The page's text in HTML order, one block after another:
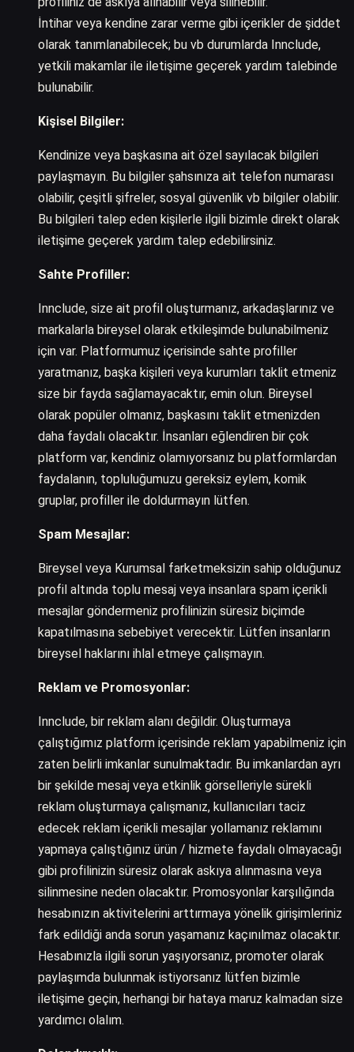
İntihar veya kendine zarar verme gibi içerikler de şiddet
olarak tanımlanabilecek; bu vb durumlarda Innclude,
yetkili makamlar ile iletişime geçerek yardım talebinde
bulunabilir.
Kişisel Bilgiler:
Kendinize veya başkasına ait özel sayılacak bilgileri
paylaşmayın. Bu bilgiler şahsınıza ait telefon numarası
olabilir, çeşitli şifreler, sosyal güvenlik vb bilgiler olabilir.
Bu bilgileri talep eden kişilerle ilgili bizimle direkt olarak
iletişime geçerek yardım talep edebilirsiniz.
Sahte Profiller:
Innclude, size ait profil oluşturmanız, arkadaşlarınız ve
markalarla bireysel olarak etkileşimde bulunabilmeniz
için var. Platformumuz içerisinde sahte profiller
yaratmanız, başka kişileri veya kurumları taklit etmeniz
size bir fayda sağlamayacaktır, emin olun. Bireysel
olarak popüler olmanız, başkasını taklit etmenizden
daha faydalı olacaktır. İnsanları eğlendiren bir çok
platform var, kendiniz olamıyorsanız bu platformlardan
faydalanın, topluluğumuzu gereksiz eylem, komik
gruplar, profiller ile doldurmayın lütfen.
Spam Mesajlar:
Bireysel veya Kurumsal farketmeksizin sahip olduğunuz
profil altında toplu mesaj veya insanlara spam içerikli
mesajlar göndermeniz profilinizin süresiz biçimde
kapatılmasına sebebiyet verecektir. Lütfen insanların
bireysel haklarını ihlal etmeye çalışmayın.
Reklam ve Promosyonlar:
Innclude, bir reklam alanı değildir. Oluşturmaya
çalıştığımız platform içerisinde reklam yapabilmeniz için
zaten belirli imkanlar sunulmaktadır. Bu imkanlardan ayrı
bir şekilde mesaj veya etkinlik görselleriyle sürekli
reklam oluşturmaya çalışmanız, kullanıcıları taciz
edecek reklam içerikli mesajlar yollamanız reklamını
yapmaya çalıştığınız ürün / hizmete faydalı olmayacağı
gibi profilinizin süresiz olarak askıya alınmasına veya
silinmesine neden olacaktır. Promosyonlar karşılığında
hesabınızın aktivitelerini arttırmaya yönelik girişimleriniz
fark edildiği anda sorun yaşamanız kaçınılmaz olacaktır.
Hesabınızla ilgili sorun yaşıyorsanız, promoter olarak
paylaşımda bulunmak istiyorsanız lütfen bizimle
iletişime geçin, herhangi bir hataya maruz kalmadan size
yardımcı olalım.